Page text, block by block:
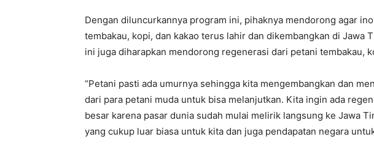
Dengan diluncurkannya program ini, pihaknya mendorong agar
tembakau, kopi, dan kakao terus lahir dan dikembangkan di Jawa
ini juga diharapkan mendorong regenerasi dari petani tembakau,
“Petani pasti ada umurnya sehingga kita mengembangkan dan
dari para petani muda untuk bisa melanjutkan. Kita ingin ada
besar karena pasar dunia sudah mulai melirik langsung ke Jawa
yang cukup luar biasa untuk kita dan juga pendapatan negara